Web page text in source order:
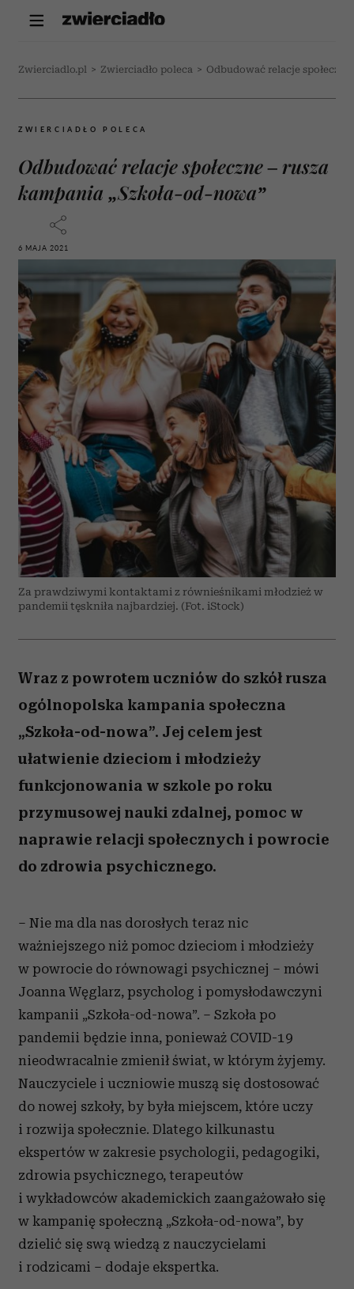
Zwierciadlo.pl > Zwierciadło poleca > Odbudować relacje
ZWIERCIADŁO POLECA
Odbudować relacje społeczne – rusza
kampania „Szkoła-od-nowa”
6 MAJA 2021
Za prawdziwymi kontaktami z równieśnikami młodzież w
pandemii tęskniła najbardziej. (Fot. iStock)
Wraz z powrotem uczniów do szkół rusza
ogólnopolska kampania społeczna
„Szkoła-od-nowa”. Jej celem jest
ułatwienie dzieciom i młodzieży
funkcjonowania w szkole po roku
przymusowej nauki zdalnej, pomoc w
naprawie relacji społecznych i powrocie
do zdrowia psychicznego.
– Nie ma dla nas dorosłych teraz nic
ważniejszego niż pomoc dzieciom i młodzieży
w powrocie do równowagi psychicznej – mówi
Joanna Węglarz, psycholog i pomysłodawczyni
kampanii „Szkoła-od-nowa”. – Szkoła po
pandemii będzie inna, ponieważ COVID-19
nieodwracalnie zmienił świat, w którym żyjemy.
Nauczyciele i uczniowie muszą się dostosować
do nowej szkoły, by była miejscem, które uczy
i rozwija społecznie. Dlatego kilkunastu
ekspertów w zakresie psychologii, pedagogiki,
zdrowia psychicznego, terapeutów
i wykładowców akademickich zaangażowało się
w kampanię społeczną „Szkoła-od-nowa”, by
dzielić się swą wiedzą z nauczycielami
i rodzicami – dodaje ekspertka.